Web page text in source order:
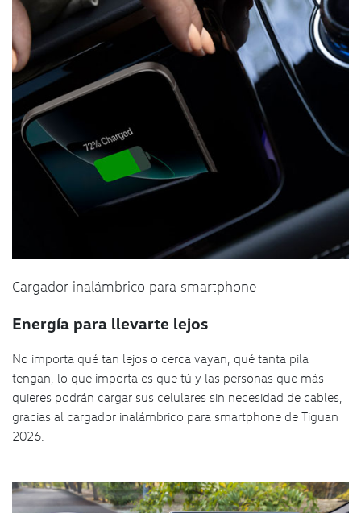
Cargador inalámbrico para smartphone
Energía para llevarte lejos
No importa qué tan lejos o cerca vayan, qué tanta pila
tengan, lo que importa es que tú y las personas que más
quieres podrán cargar sus celulares sin necesidad de cables,
gracias al cargador inalámbrico para smartphone de Tiguan
2026.